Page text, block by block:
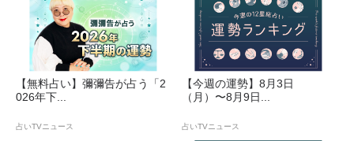
【無料占い】彌彌告が占う「2
026年下...
占いTVニュース
【今週の運勢】8月3日
（月）〜8月9日...
占いTVニュース